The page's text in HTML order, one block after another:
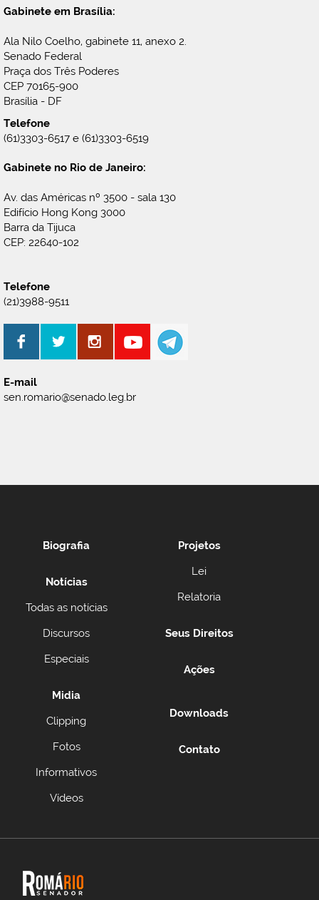
Gabinete em Brasília:
Ala Nilo Coelho, gabinete 11, anexo 2.
Senado Federal
Praça dos Três Poderes
CEP 70165-900
Brasília - DF
Telefone
(61)3303-6517 e (61)3303-6519
Gabinete no Rio de Janeiro:
Av. das Américas nº 3500 - sala 130
Edifício Hong Kong 3000
Barra da Tijuca
CEP: 22640-102
Telefone
(21)3988-9511
E-mail
sen.romario@senado.leg.br
Biografia
Notícias
Todas as notícias
Discursos
Especiais
Midia
Clipping
Fotos
Informativos
Vídeos
Projetos
Lei
Relatoria
Seus Direitos
Ações
Downloads
Contato